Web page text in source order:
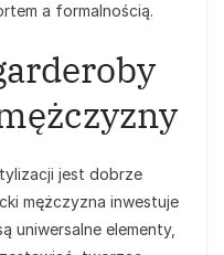
a formalnością.
jest dobrze
mężczyzna inwestuje
uniwersalne elementy,